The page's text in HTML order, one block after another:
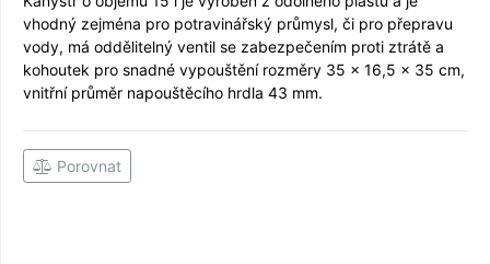
vhodný zejména pro potravinářský průmysl, či pro přepravu
vody, má oddělitelný ventil se zabezpečením proti ztrátě a
kohoutek pro snadné vypouštění rozměry 35 x 16,5 x 35 cm,
vnitřní průměr napouštěcího hrdla 43 mm.
Porovnat